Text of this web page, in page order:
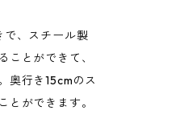
で、スチール製
ことができて、
奥行き15cmのス
とができます。